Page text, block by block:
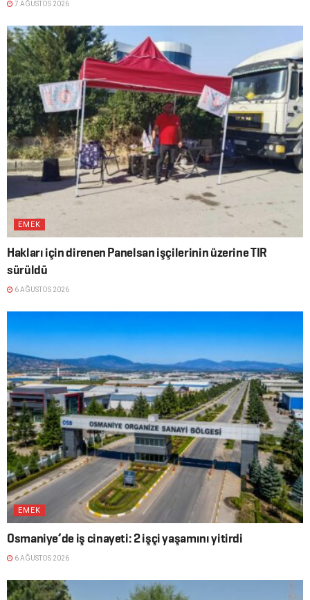
7 AĞUSTOS 2026
EMEK
Hakları için direnen Panelsan işçilerinin üzerine TIR
sürüldü
6 AĞUSTOS 2026
EMEK
Osmaniye’de iş cinayeti: 2 işçi yaşamını yitirdi
6 AĞUSTOS 2026